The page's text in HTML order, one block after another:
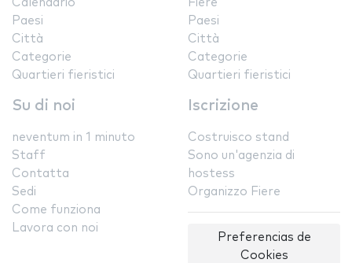
Calendario
Paesi
Città
Categorie
Quartieri fieristici
Fiere
Paesi
Città
Categorie
Quartieri fieristici
Su di noi
neventum in 1 minuto
Staff
Contatta
Sedi
Come funziona
Lavora con noi
Iscrizione
Costruisco stand
Sono un'agenzia di
hostess
Organizzo Fiere
Preferencias de
Cookies